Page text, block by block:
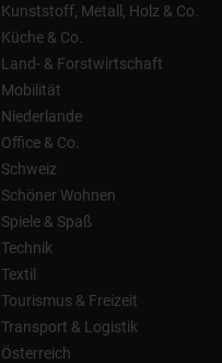
Kunststoff, Metall, Holz & Co.
Küche & Co.
Land- & Forstwirtschaft
Mobilität
Niederlande
Office & Co.
Schweiz
Schöner Wohnen
Spiele & Spaß
Technik
Textil
Tourismus & Freizeit
Transport & Logistik
Österreich